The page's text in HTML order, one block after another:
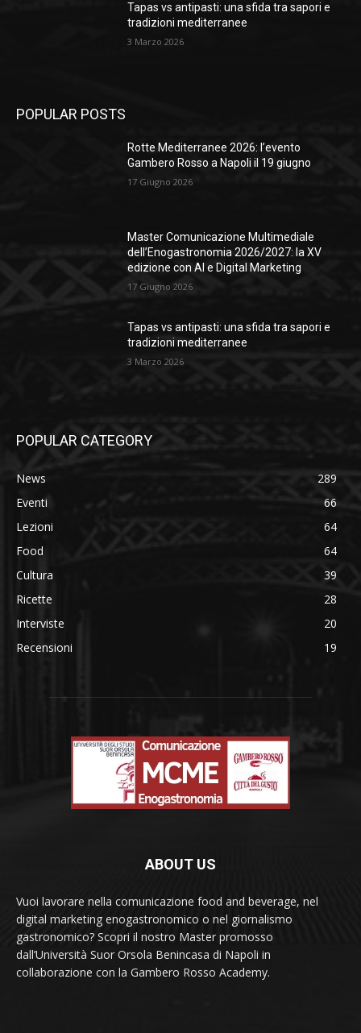
Tapas vs antipasti: una sfida tra sapori e
tradizioni mediterranee
3 Marzo 2026
POPULAR POSTS
Rotte Mediterranee 2026: l’evento
Gambero Rosso a Napoli il 19 giugno
17 Giugno 2026
Master Comunicazione Multimediale
dell’Enogastronomia 2026/2027: la XV
edizione con AI e Digital Marketing
17 Giugno 2026
Tapas vs antipasti: una sfida tra sapori e
tradizioni mediterranee
3 Marzo 2026
POPULAR CATEGORY
News
289
Eventi
66
Lezioni
64
Food
64
Cultura
39
Ricette
28
Interviste
20
Recensioni
19
ABOUT US
Vuoi lavorare nella comunicazione food and beverage, nel
digital marketing enogastronomico o nel giornalismo
gastronomico? Scopri il nostro Master promosso
dall’Università Suor Orsola Benincasa di Napoli in
collaborazione con la Gambero Rosso Academy.